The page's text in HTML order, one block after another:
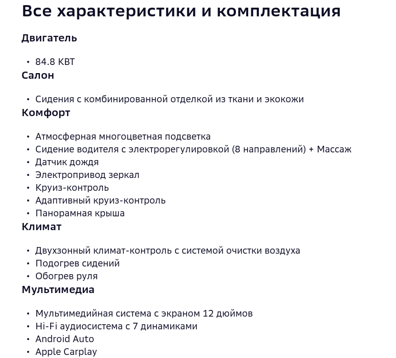
Все характеристики и комплектация
Двигатель
84.8 КВТ
Салон
Сидения с комбинированной отделкой из ткани и экокожи
Комфорт
Атмосферная многоцветная подсветка
Сидение водителя с электрорегулировкой (8 направлений) + Массаж
Датчик дождя
Электропривод зеркал
Круиз-контроль
Адаптивный круиз-контроль
Панорамная крыша
Климат
Двухзонный климат-контроль с системой очистки воздуха
Подогрев сидений
Обогрев руля
Мультимедиа
Мультимедийная система с экраном 12 дюймов
Hi-Fi аудиосистема с 7 динамиками
Android Auto
Apple Carplay